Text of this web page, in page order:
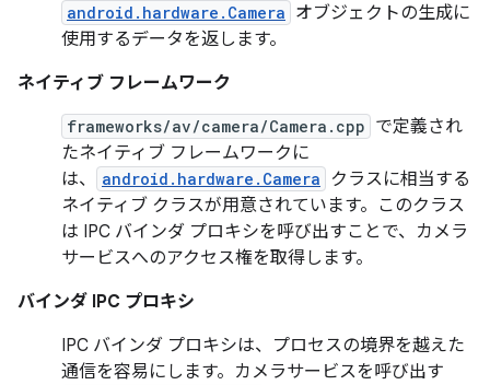
android.hardware.Camera オブジェクトの生成に
使用するデータを返します。
ネイティブ フレームワーク
frameworks/av/camera/Camera.cpp で定義され
たネイティブ フレームワークに
は、
android.hardware.Camera
クラスに相当する
ネイティブ クラスが用意されています。このクラス
は IPC バインダ プロキシを呼び出すことで、カメラ
サービスへのアクセス権を取得します。
バインダ IPC プロキシ
IPC バインダ プロキシは、プロセスの境界を越えた
通信を容易にします。カメラサービスを呼び出す